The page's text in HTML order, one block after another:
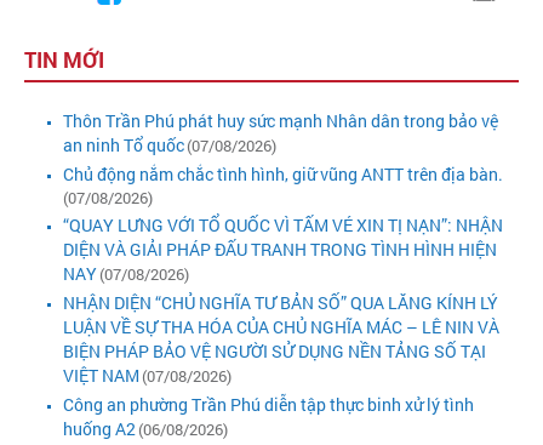
TIN MỚI
Thôn Trần Phú phát huy sức mạnh Nhân dân trong bảo vệ
an ninh Tổ quốc(07/08/2026)
Chủ động nắm chắc tình hình, giữ vũng ANTT trên địa bàn.
(07/08/2026)
“QUAY LƯNG VỚI TỔ QUỐC VÌ TẤM VÉ XIN TỊ NẠN”: NHẬN
DIỆN VÀ GIẢI PHÁP ĐẤU TRANH TRONG TÌNH HÌNH HIỆN
NAY(07/08/2026)
NHẬN DIỆN “CHỦ NGHĨA TƯ BẢN SỐ” QUA LĂNG KÍNH LÝ
LUẬN VỀ SỰ THA HÓA CỦA CHỦ NGHĨA MÁC – LÊ NIN VÀ
BIỆN PHÁP BẢO VỆ NGƯỜI SỬ DỤNG NỀN TẢNG SỐ TẠI
VIỆT NAM (07/08/2026)
Công an phường Trần Phú diễn tập thực binh xử lý tình
huống A2(06/08/2026)